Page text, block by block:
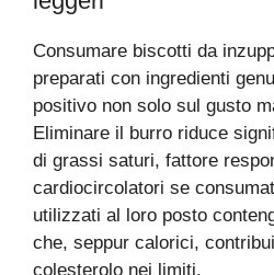
Consumare biscotti da
preparati con ingredienti
positivo non solo sul gusto
Eliminare il burro riduce
di grassi saturi, fattore
cardiocircolatori se
utilizzati al loro posto
che, seppur calorici,
colesterolo nei limiti.